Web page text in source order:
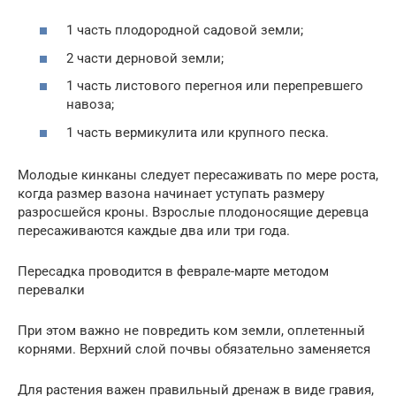
1 часть плодородной садовой земли;
2 части дерновой земли;
1 часть листового перегноя или перепревшего
навоза;
1 часть вермикулита или крупного песка.
Молодые кинканы следует пересаживать по мере роста,
когда размер вазона начинает уступать размеру
разросшейся кроны. Взрослые плодоносящие деревца
пересаживаются каждые два или три года.
Пересадка проводится в феврале-марте методом
перевалки
При этом важно не повредить ком земли, оплетенный
корнями. Верхний слой почвы обязательно заменяется
Для растения важен правильный дренаж в виде гравия,